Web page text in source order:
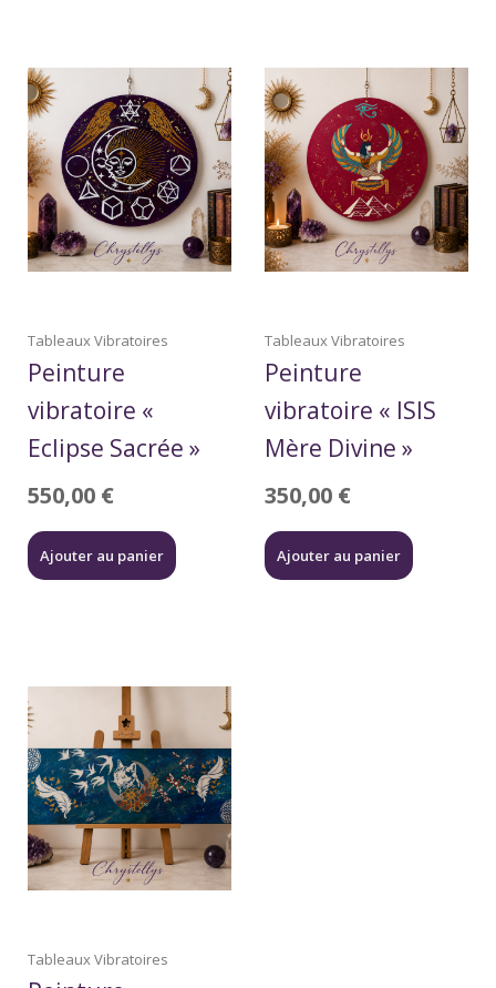
Tableaux Vibratoires
Peinture
vibratoire «
Eclipse Sacrée »
550,00 €
Ajouter au panier
Tableaux Vibratoires
Peinture
vibratoire « ISIS
Mère Divine »
350,00 €
Ajouter au panier
Tableaux Vibratoires